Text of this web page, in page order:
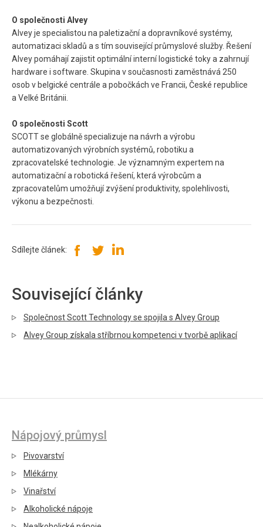
O společnosti Alvey
Alvey je specialistou na paletizační a dopravníkové systémy,
automatizaci skladů a s tím související průmyslové služby. Řešení
Alvey pomáhají zajistit optimální interní logistické toky a zahrnují
hardware i software. Skupina v současnosti zaměstnává 250
osob v belgické centrále a pobočkách ve Francii, České republice
a Velké Británii.
O společnosti Scott
SCOTT se globálně specializuje na návrh a výrobu
automatizovaných výrobních systémů, robotiku a
zpracovatelské technologie. Je významným expertem na
automatizační a robotická řešení, která výrobcům a
zpracovatelům umožňují zvýšení produktivity, spolehlivosti,
výkonu a bezpečnosti.
Sdílejte článek:
Související články
Společnost Scott Technology se spojila s Alvey Group
Alvey Group získala stříbrnou kompetenci v tvorbě aplikací
Nápojový průmysl
Pivovarství
Mlékárny
Vinařství
Alkoholické nápoje